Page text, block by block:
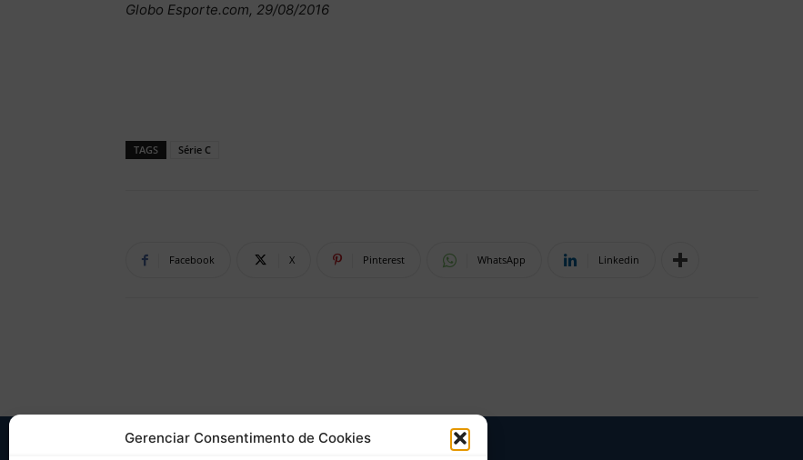
Gerenciar Consentimento de Cookies
Globo Esporte.com, 29/08/2016
TAGS Série C
Facebook X Pinterest WhatsApp Linkedin